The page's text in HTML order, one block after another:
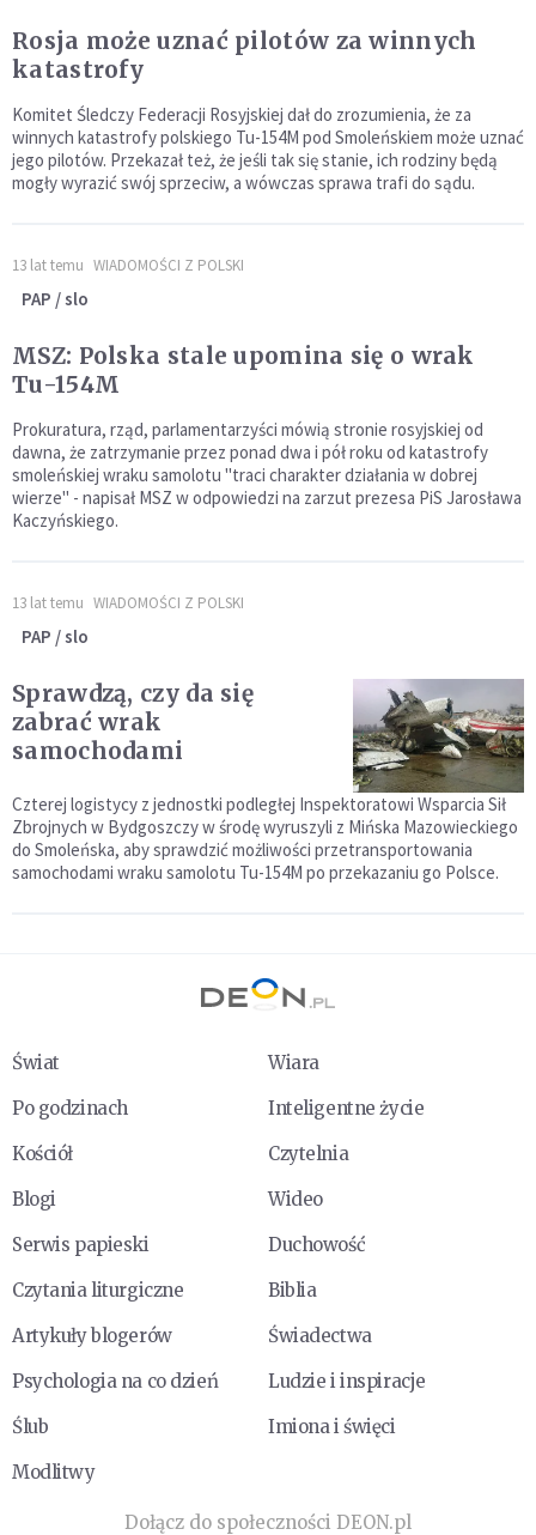
Rosja może uznać pilotów za winnych
katastrofy
Komitet Śledczy Federacji Rosyjskiej dał do zrozumienia, że za
winnych katastrofy polskiego Tu-154M pod Smoleńskiem może uznać
jego pilotów. Przekazał też, że jeśli tak się stanie, ich rodziny będą
mogły wyrazić swój sprzeciw, a wówczas sprawa trafi do sądu.
13 lat temu WIADOMOŚCI Z POLSKI
PAP / slo
MSZ: Polska stale upomina się o wrak
Tu-154M
Prokuratura, rząd, parlamentarzyści mówią stronie rosyjskiej od
dawna, że zatrzymanie przez ponad dwa i pół roku od katastrofy
smoleńskiej wraku samolotu "traci charakter działania w dobrej
wierze" - napisał MSZ w odpowiedzi na zarzut prezesa PiS Jarosława
Kaczyńskiego.
13 lat temu WIADOMOŚCI Z POLSKI
PAP / slo
Sprawdzą, czy da się
zabrać wrak
samochodami
Czterej logistycy z jednostki podległej Inspektoratowi Wsparcia Sił
Zbrojnych w Bydgoszczy w środę wyruszyli z Mińska Mazowieckiego
do Smoleńska, aby sprawdzić możliwości przetransportowania
samochodami wraku samolotu Tu-154M po przekazaniu go Polsce.
Świat
Wiara
Po godzinach
Inteligentne życie
Kościół
Czytelnia
Blogi
Wideo
Serwis papieski
Duchowość
Czytania liturgiczne
Biblia
Artykuły blogerów
Świadectwa
Psychologia na co dzień
Ludzie i inspiracje
Ślub
Imiona i święci
Modlitwy
Dołącz do społeczności DEON.pl